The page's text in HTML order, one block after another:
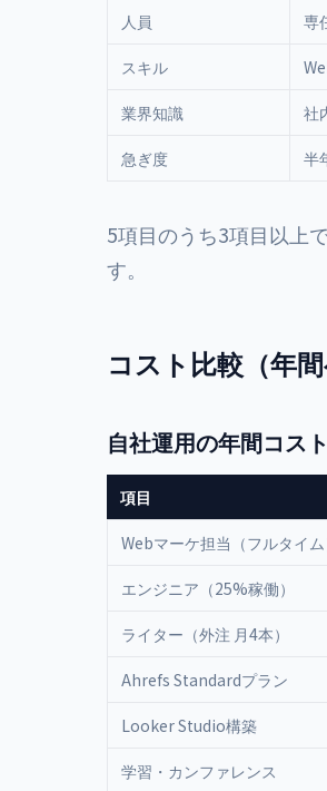
人員 専
スキル
業界知識 社
急ぎ度 半
5項目のうち3項目以上
す。
コスト比較（年間
自社運用の年間コスト
項目
Webマーケ担当（フルタイム
エンジニア（25%稼働）
ライター（外注 月4本）
Ahrefs Standardプラン
Looker Studio構築
学習・カンファレンス